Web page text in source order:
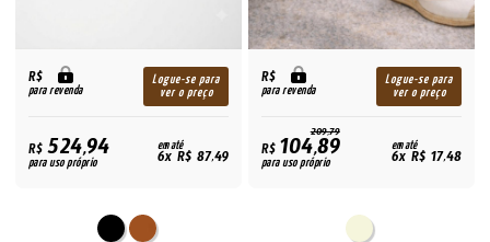
R$
para revenda
Logue-se para
ver o preço
R$524,94
para uso próprio
em até
6x R$ 87,49
R$
para revenda
Logue-se para
ver o preço
209,79
R$104,89
para uso próprio
em até
6x R$ 17,48